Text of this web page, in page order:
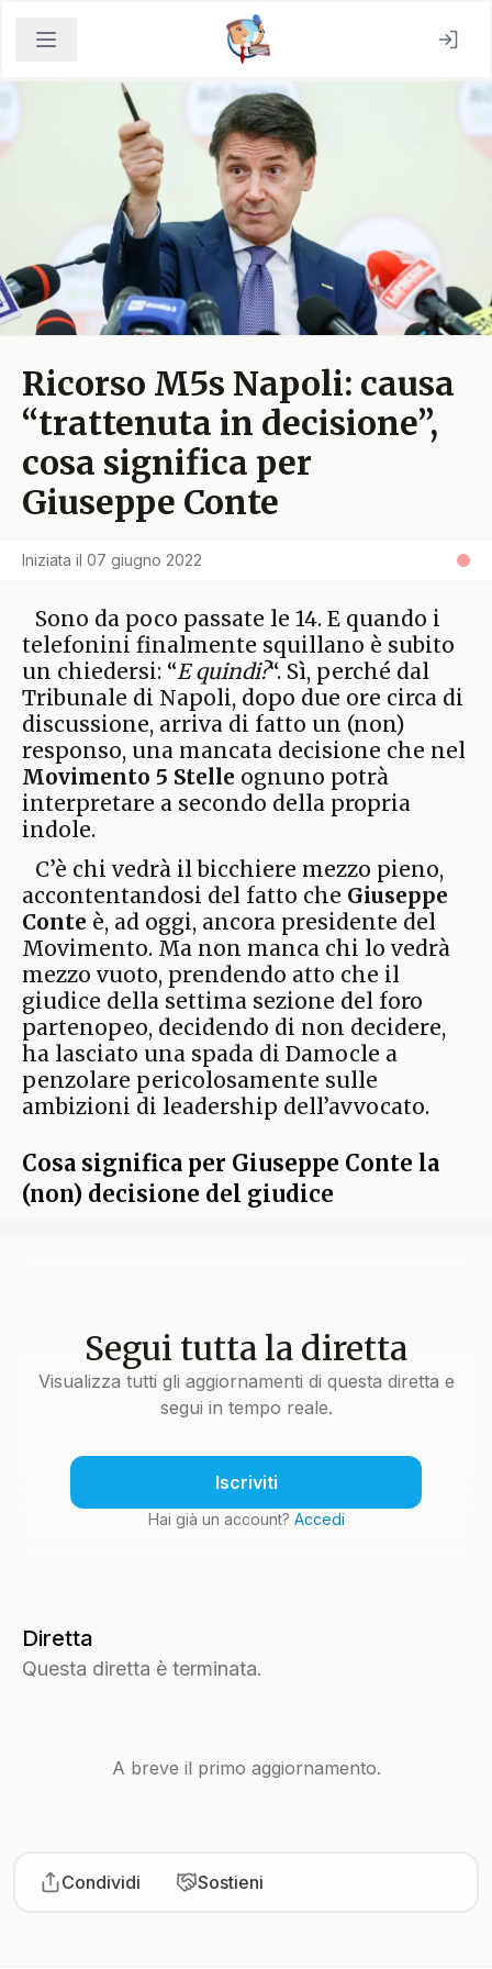
Ricorso M5s Napoli: causa
“trattenuta in decisione”,
cosa significa per
Giuseppe Conte
Iniziata il 07 giugno 2022
Sono da poco passate le 14. E quando i
telefonini finalmente squillano è subito
un chiedersi: “E quindi?“. Sì, perché dal
Tribunale di Napoli, dopo due ore circa di
discussione, arriva di fatto un (non)
responso, una mancata decisione che nel
Movimento 5 Stelle ognuno potrà
interpretare a secondo della propria
indole.
C’è chi vedrà il bicchiere mezzo pieno,
accontentandosi del fatto che Giuseppe
Conte è, ad oggi, ancora presidente del
Movimento. Ma non manca chi lo vedrà
mezzo vuoto, prendendo atto che il
giudice della settima sezione del foro
partenopeo, decidendo di non decidere,
ha lasciato una spada di Damocle a
penzolare pericolosamente sulle
ambizioni di leadership dell’avvocato.
Cosa significa per Giuseppe Conte la
(non) decisione del giudice
Segui tutta la diretta
Visualizza tutti gli aggiornamenti di questa diretta e
segui in tempo reale.
Iscriviti
Hai già un account? Accedi
Diretta
Questa diretta è terminata.
A breve il primo aggiornamento.
Condividi Sostieni